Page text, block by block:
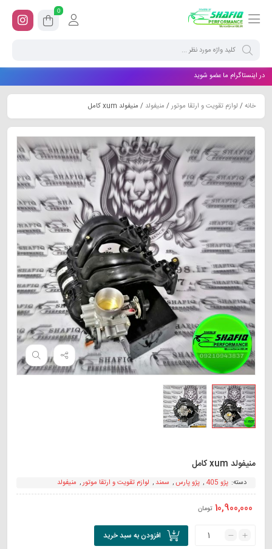
0
در اینستاگرام ما عضو شوید
خانه/ لوازم تقویت و ارتقا موتور/ منیفولد / منیفولد xum کامل
منیفولد xum کامل
دسته: پژو 405 , پژو پارس, سمند , لوازم تقویت و ارتقا موتور, منیفولد
10,900,000 تومان
افزودن به سبد خرید